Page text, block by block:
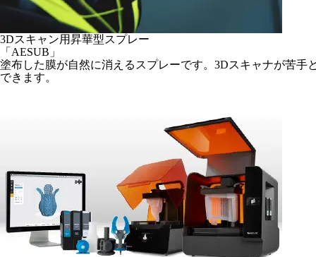
3Dスキャン用昇華型スプレー
「AESUB」
塗布した膜が自然に消えるスプレーです。3Dスキャナが苦
できます。